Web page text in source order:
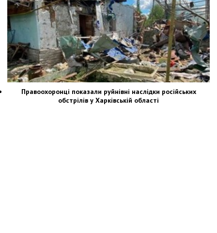
Правоохоронці показали руйнівні наслідки російських
обстрілів у Харківській області